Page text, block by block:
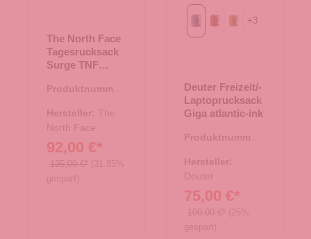
The North Face
Tagesrucksack
Surge TNF
Produktnummer:
Hersteller: The
North Face
92,00 €*
135,00 €* (31.85%
gespart)
atlantic-ink
copper-oak
kelp-nori
+3
Deuter Freizeit/-
Laptoprucksack
Giga atlantic-ink
Produktnummer:
Hersteller:
Deuter
75,00 €*
100,00 €* (25%
gespart)